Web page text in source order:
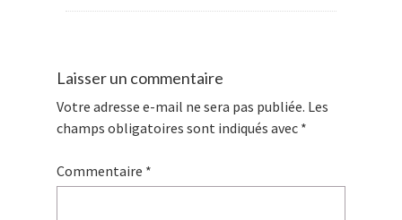
Laisser un commentaire
Votre adresse e-mail ne sera pas publiée. Les
champs obligatoires sont indiqués avec *
Commentaire *